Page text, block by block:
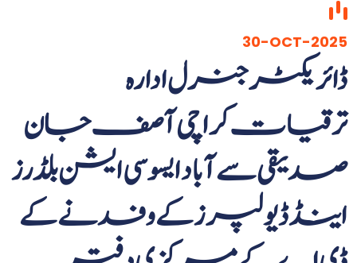
30-OCT-2025
ڈائریکٹر جنرل ادارہ
ترقیات کراچی آصف جان
صدیقی سے آباد ایسوسی ایشن بلڈرز
اینڈ ڈیولپرز کے وفد نے کے